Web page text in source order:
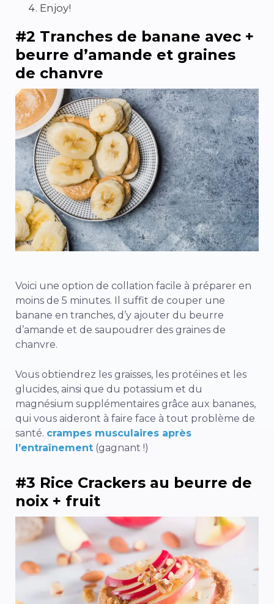
Enjoy!
#2 Tranches de banane avec +
beurre d’amande et graines
de chanvre
Voici une option de collation facile à préparer en
moins de 5 minutes. Il suffit de couper une
banane en tranches, d’y ajouter du beurre
d’amande et de saupoudrer des graines de
chanvre.
Vous obtiendrez les graisses, les protéines et les
glucides, ainsi que du potassium et du
magnésium supplémentaires grâce aux bananes,
qui vous aideront à faire face à tout problème de
santé. crampes musculaires après
l’entraînement (gagnant !)
#3 Rice Crackers au beurre de
noix + fruit